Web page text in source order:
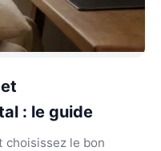
: le guide
le bon